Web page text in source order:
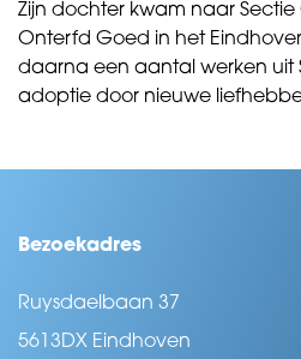
Zijn dochter kwam naar
Onterfd Goed in het
daarna een aantal werken uit
adoptie door nieuwe
Bezoekadres
Ruysdaelbaan 37
5613DX Eindhoven